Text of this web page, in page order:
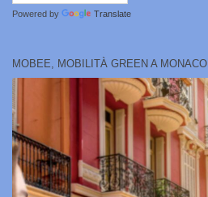
Powered by Translate
MOBEE, MOBILITÀ GREEN A MONACO